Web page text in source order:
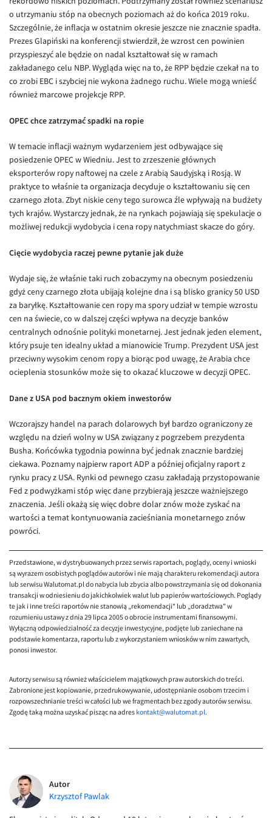
Inne pary walutowe
AUD/PLN
BGN/PLN
CAD/PLN
CNY/PLN
ILS/PLN
JPY/PLN
NZD/PLN
RON/PLN
SGD/PLN
TRY/PLN
EUR/USD
EUR/GBP
EUR/CHF
EUR/CZK
EUR/DKK
EUR/AUD
EUR/BGN
EUR/CNY
EUR/HUF
EUR/ILS
EUR/JPY
EUR/NZD
EUR/RON
EUR/SGD
EUR/TRY
GBP/USD
USD/CHF
Aplikacja mobilna
Bezpieczeństwo
Pomoc
Pomoc
FAQ
Banki i przelewy
Przelewy zagraniczne
Słowniczek
Poradnik
KONTAKT
Kontakt
Dla mediów
PL
o utrzymaniu stóp na obecnych poziomach aż do końca 2019 roku.
Szczególnie, że inflacja w ostatnim okresie jeszcze nie znacznie spadła.
Prezes Glapiński na konferencji stwierdził, że wzrost cen powinien
przyspieszyć ale będzie on nadal kształtował się w ramach
zakładanego celu NBP. Wygląda więc na to, że RPP będzie czekał na to
co zrobi EBC i szybciej nie wykona żadnego ruchu. Wiele mogą wnieść
również marcowe projekcje RPP.
OPEC chce zatrzymać spadki na ropie
W temacie inflacji ważnym wydarzeniem jest odbywające się
posiedzenie OPEC w Wiedniu. Jest to zrzeszenie głównych
eksporterów ropy naftowej na czele z Arabią Saudyjską i Rosją. W
praktyce to właśnie ta organizacja decyduje o kształtowaniu się cen
czarnego złota. Zbyt niskie ceny tego surowca źle wpływają na budżety
tych krajów. Wystarczy jednak, że na rynkach pojawiają się spekulacje o
możliwej redukcji wydobycia i cena ropy natychmiast skacze do góry.
Cięcie wydobycia raczej pewne pytanie jak duże
Wydaje się, że właśnie taki ruch zobaczymy na obecnym posiedzeniu
gdyż ceny czarnego złota ubijają kolejne dna i są blisko granicy 50 USD
za baryłkę. Kształtowanie cen ropy ma spory udział w tempie wzrostu
cen na świecie, co w dalszej części wpływa na decyzje banków
centralnych odnośnie polityki monetarnej. Jest jednak jeden element,
który psuje ten idealny układ a mianowicie Trump. Prezydent USA jest
przeciwny wysokim cenom ropy a biorąc pod uwagę, że Arabia chce
ocieplenia stosunków może się to okazać kluczowe w decyzji OPEC.
Dane z USA pod bacznym okiem inwestorów
Wczorajszy handel na parach dolarowych był bardzo ograniczony ze
względu na dzień wolny w USA związany z pogrzebem prezydenta
Busha. Końcówka tygodnia powinna być jednak znacznie bardziej
ciekawa. Poznamy najpierw raport ADP a później oficjalny raport z
rynku pracy z USA. Rynki od pewnego czasu zakładają przystopowanie
Fed z podwyżkami stóp więc dane przybierają jeszcze ważniejszego
znaczenia. Jeśli okażą się więc dobre dolar znów może zyskać na
wartości a temat kontynuowania zacieśniania monetarnego znów
powróci.
Przedstawione, w dystrybuowanych przez serwis raportach, poglądy, oceny i wnioski
są wyrazem osobistych poglądów autorów i nie mają charakteru rekomendacji autora
lub serwisu Walutomat.pl do nabycia lub zbycia albo powstrzymania się od dokonania
transakcji w odniesieniu do jakichkolwiek walut lub papierów wartościowych. Poglądy
te jak i inne treści raportów nie stanowią „rekomendacji" lub „doradztwa" w
rozumieniu ustawy z dnia 29 lipca 2005 o obrocie instrumentami finansowymi.
Wyłączną odpowiedzialność za decyzje inwestycyjne, podjęte lub zaniechane na
podstawie komentarza, raportu lub z wykorzystaniem wniosków w nim zawartych,
ponosi inwestor.
Autorzy serwisu są również właścicielem majątkowych praw autorskich do treści.
Zabronione jest kopiowanie, przedrukowywanie, udostępnianie osobom trzecim i
rozpowszechnianie treści w całości lub we fragmentach bez zgody autorów serwisu.
Zgodę taką można uzyskać pisząc na adres kontakt@walutomat.pl.
Autor
Krzysztof Pawlak